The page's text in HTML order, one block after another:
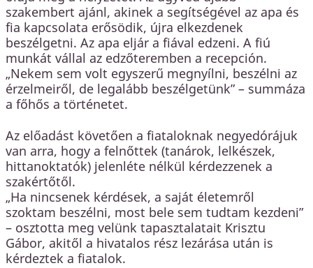
szakembert ajánl, akinek a segítségével az apa és
fia kapcsolata erősödik, újra elkezdenek
beszélgetni. Az apa eljár a fiával edzeni. A fiú
munkát vállal az edzőteremben a recepción.
„Nekem sem volt egyszerű megnyílni, beszélni az
érzelmeiről, de legalább beszélgetünk” – summáza
a főhős a történetet.
Az előadást követően a fiataloknak negyedórájuk
van arra, hogy a felnőttek (tanárok, lelkészek,
hittanoktatók) jelenléte nélkül kérdezzenek a
szakértőtől.
„Ha nincsenek kérdések, a saját életemről
szoktam beszélni, most bele sem tudtam kezdeni”
– osztotta meg velünk tapasztalatait Krisztu
Gábor, akitől a hivatalos rész lezárása után is
kérdeztek a fiatalok.